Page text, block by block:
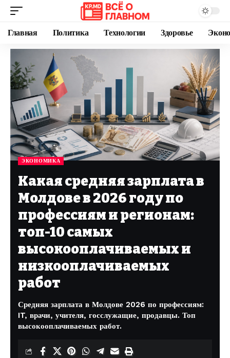
Главная Политика Технологии Здоровье
ЭКОНОМИКА
Какая средняя зарплата в
Молдове в 2026 году по
профессиям и регионам:
топ-10 самых
высокооплачиваемых и
низкооплачиваемых
работ
Средняя зарплата в Молдове 2026 по профессиям:
IT, врачи, учителя, госслужащие, продавцы. Топ
высокооплачиваемых работ.